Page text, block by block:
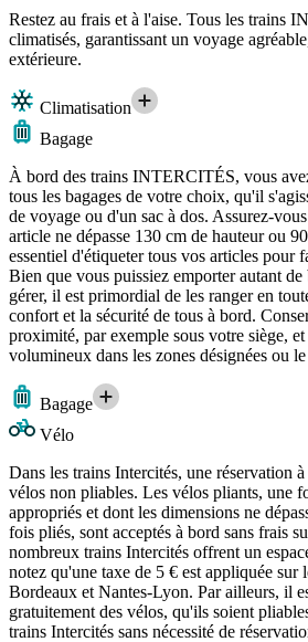
Restez au frais et à l'aise. Tous les trains
climatisés, garantissant un voyage
extérieure.
Climatisation
Bagage
À bord des trains INTERCITÉS, vous
tous les bagages de votre choix, qu'il
de voyage ou d'un sac à dos. Assurez-
article ne dépasse 130 cm de hauteur ou
essentiel d'étiqueter tous vos articles pour
Bien que vous puissiez emporter autant
gérer, il est primordial de les ranger en
confort et la sécurité de tous à bord.
proximité, par exemple sous votre siège,
volumineux dans les zones désignées ou
Bagage
Vélo
Dans les trains Intercités, une réservation
vélos non pliables. Les vélos pliants, une
appropriés et dont les dimensions ne
fois pliés, sont acceptés à bord sans frais
nombreux trains Intercités offrent un
notez qu'une taxe de 5 € est appliquée sur
Bordeaux et Nantes-Lyon. Par ailleurs, il
gratuitement des vélos, qu'ils soient
trains Intercités sans nécessité de